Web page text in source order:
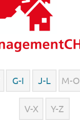
G-I J-L M-O
V-X Y-Z